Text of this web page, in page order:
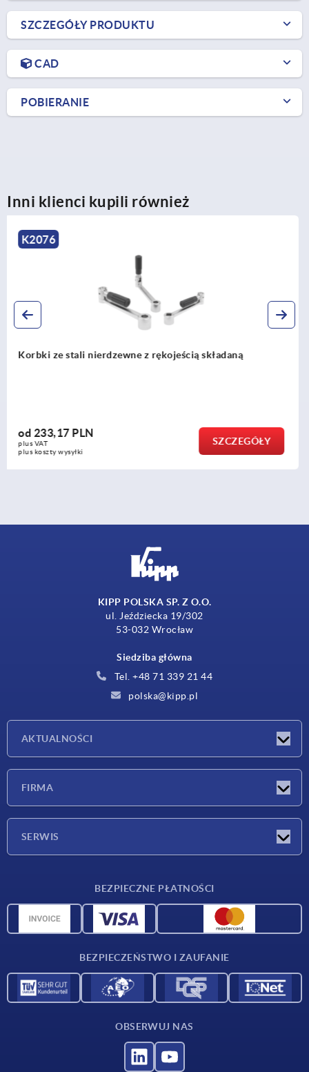
SZCZEGÓŁY PRODUKTU
CAD
POBIERANIE
Inni klienci kupili również
Korbki podobne do DIN 468
od 62,05 PLN
plus koszty wysyłki
SZCZEGÓŁY
KIPP POLSKA SP. Z O.O.
ul. Jeździecka 19/302
53-032 Wrocław
Siedziba główna
Tel. +48 71 339 21 44
polska@kipp.pl
AKTUALNOŚCI
FIRMA
SERWIS
Dane CAD
BEZPIECZNE PŁATNOŚCI
BEZPIECZEŃSTWO I ZAUFANIE
OBSERWUJ NAS